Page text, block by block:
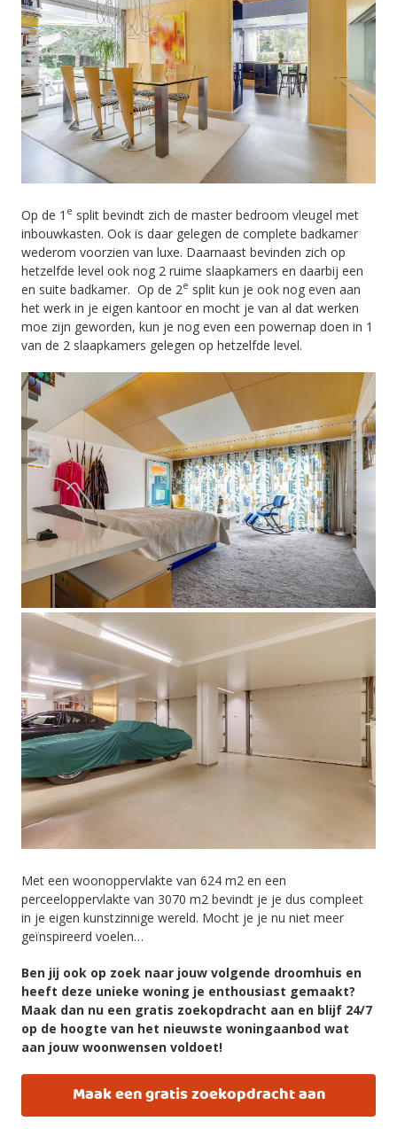
Op de 1 e split bevindt zich de master bedroom vleugel met
inbouwkasten. Ook is daar gelegen de complete badkamer
wederom voorzien van luxe. Daarnaast bevinden zich op
hetzelfde level ook nog 2 ruime slaapkamers en daarbij een
en suite badkamer. Op de 2e split kun je ook nog even aan
het werk in je eigen kantoor en mocht je van al dat werken
moe zijn geworden, kun je nog even een powernap doen in 1
van de 2 slaapkamers gelegen op hetzelfde level.
Met een woonoppervlakte van 624 m2 en een
perceeloppervlakte van 3070 m2 bevindt je je dus compleet
in je eigen kunstzinnige wereld. Mocht je je nu niet meer
geïnspireerd voelen…
Ben jij ook op zoek naar jouw volgende droomhuis en
heeft deze unieke woning je enthousiast gemaakt?
Maak dan nu een gratis zoekopdracht aan en blijf 24/7
op de hoogte van het nieuwste woningaanbod wat
aan jouw woonwensen voldoet!
Maak een gratis zoekopdracht aan